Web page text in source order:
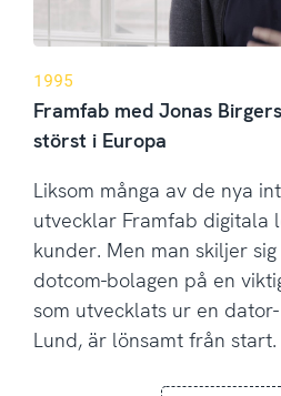
1995
Framfab med Jonas
störst i Europa
Liksom många av de nya
utvecklar Framfab digitala
kunder. Men man skiljer
dotcom-bolagen på en
som utvecklats ur en
Lund, är lönsamt från start.